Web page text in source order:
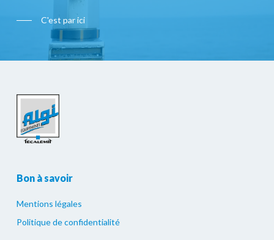
C'est par ici
Bon à savoir
Mentions légales
Politique de confidentialité